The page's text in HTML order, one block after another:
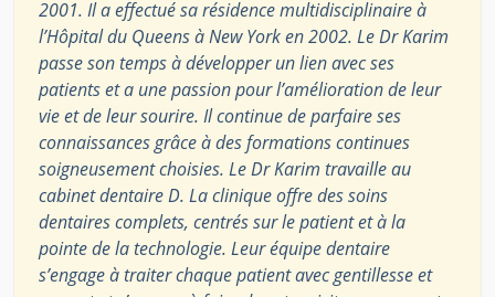
2001. Il a effectué sa résidence multidisciplinaire à
l’Hôpital du Queens à New York en 2002. Le Dr Karim
passe son temps à développer un lien avec ses
patients et a une passion pour l’amélioration de leur
vie et de leur sourire. Il continue de parfaire ses
connaissances grâce à des formations continues
soigneusement choisies. Le Dr Karim travaille au
cabinet dentaire D. La clinique offre des soins
dentaires complets, centrés sur le patient et à la
pointe de la technologie. Leur équipe dentaire
s’engage à traiter chaque patient avec gentillesse et